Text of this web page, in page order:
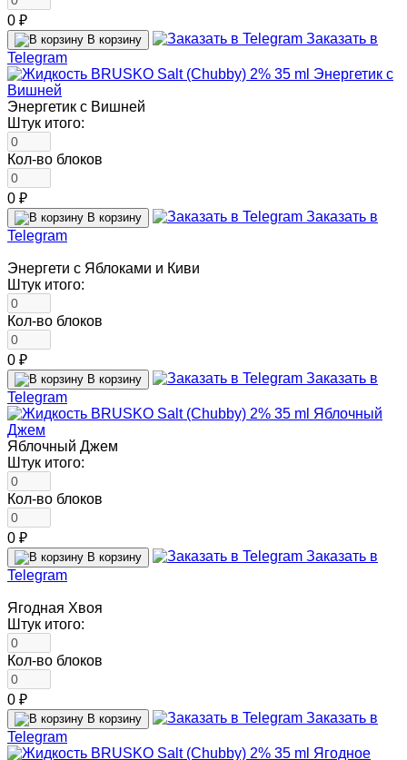
0 ₽
В корзину
Заказать в
Telegram
Энергетик с Вишней
Штук итого:
Кол-во блоков
0 ₽
В корзину
Заказать в
Telegram
Энергети с Яблоками и Киви
Штук итого:
Кол-во блоков
0 ₽
В корзину
Заказать в
Telegram
Яблочный Джем
Штук итого:
Кол-во блоков
0 ₽
В корзину
Заказать в
Telegram
Ягодная Хвоя
Штук итого:
Кол-во блоков
0 ₽
В корзину
Заказать в
Telegram